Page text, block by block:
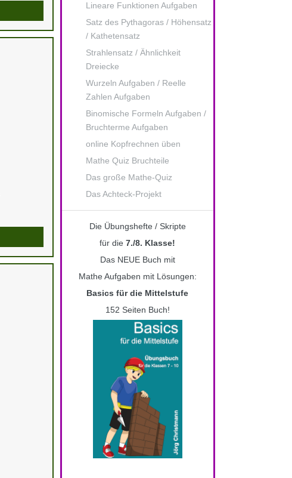
Lineare Funktionen Aufgaben
Satz des Pythagoras / Höhensatz
/ Kathetensatz
Strahlensatz / Ähnlichkeit
Dreiecke
Wurzeln Aufgaben / Reelle
Zahlen Aufgaben
Binomische Formeln Aufgaben /
Bruchterme Aufgaben
online Kopfrechnen üben
Mathe Quiz Bruchteile
Das große Mathe-Quiz
Das Achteck-Projekt
Die Übungshefte / Skripte
für die 7./8. Klasse!
Das NEUE Buch mit
Mathe Aufgaben mit Lösungen:
Basics für die Mittelstufe
152 Seiten Buch!